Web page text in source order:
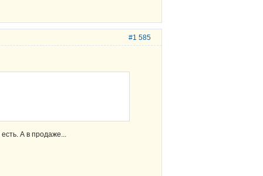
#1 585
А в продаже...